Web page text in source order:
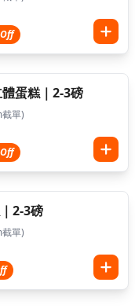
蛋糕｜2-3磅
單)
2-3磅
單)